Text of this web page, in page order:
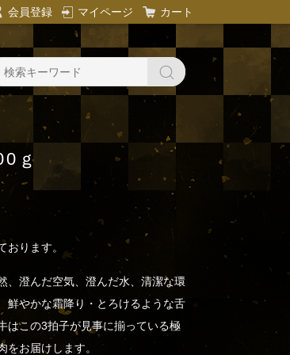
会員登録 マイページ カート
ｇ
おります。
、澄んだ空気、澄んだ水、清潔な環
鮮やかな霜降り・とろけるような舌
はこの3拍子が見事に揃っている極
をお届けします。